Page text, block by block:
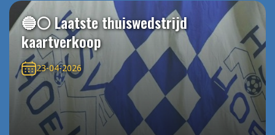
🔵⚪️ Laatste thuiswedstrijd
kaartverkoop
23-04-2026